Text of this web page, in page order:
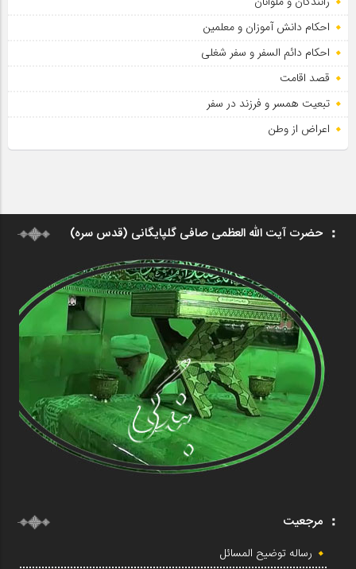
احکام دانش آموزان و معلمین
احکام دائم السفر و سفر شغلی
قصد اقامت
تبعیت همسر و فرزند در سفر
اعراض از وطن
حضرت آیت الله العظمی صافی گلپایگانی (قدس سره)
مرجعیت
رساله توضیح المسائل